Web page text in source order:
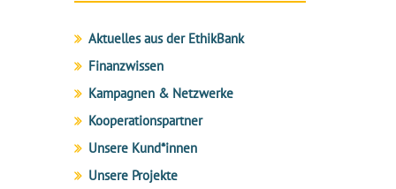
Aktuelles aus der EthikBank
Finanzwissen
Kampagnen & Netzwerke
Kooperationspartner
Unsere Kund*innen
Unsere Projekte